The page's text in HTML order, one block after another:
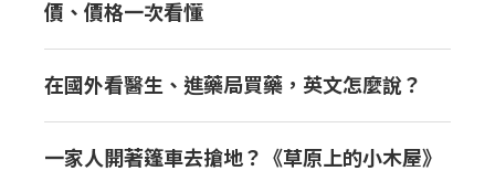
價、價格一次看懂
在國外看醫生、進藥局買藥，英文怎麼說？
一家人開著篷車去搶地？《草原上的小木屋》